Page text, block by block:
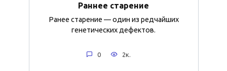
Раннее старение
Ранее старение — один из редчайших
генетических дефектов.
0 2к.